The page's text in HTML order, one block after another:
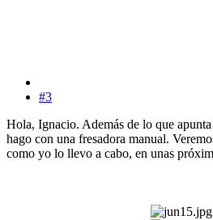
#3
Hola, Ignacio. Además de lo que
hago con una fresadora manual.
como yo lo llevo a cabo, en unas